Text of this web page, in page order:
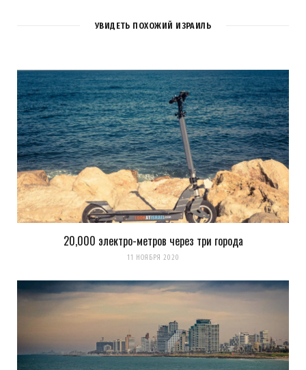
Сохранить моё имя, email и адрес сайта в этом браузере для
Уведомить меня о новых комментариях по email.
Уведомлять меня о новых записях почтой.
Оповещать о новых
УВИДЕТЬ ПОХОЖИЙ ИЗРАИЛЬ
20,000 электро-метров через три города
11 НОЯБРЯ 2020